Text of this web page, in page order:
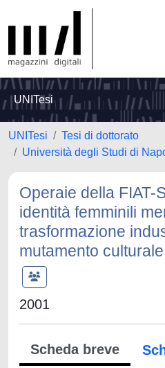
UNITesi
UNITesi
Tesi di dottorato
Università degli Studi di
Operaie della FIAT-
identità femminili
trasformazione
mutamento culturale
2001
Scheda breve